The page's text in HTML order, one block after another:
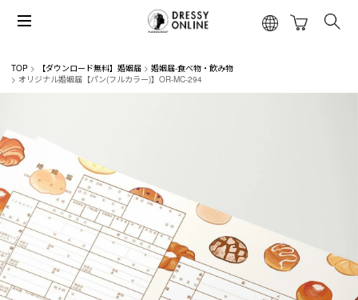
TOP 【ダウンロード無料】婚姻届
婚姻届-食べ物・飲み物
オリジナル婚姻届【パン(フルカラー)】OR-MC-294